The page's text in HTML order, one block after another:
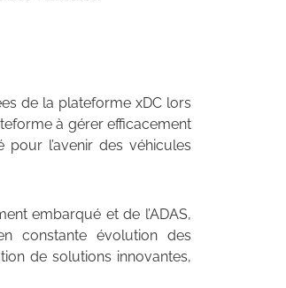
de la plateforme xDC lors
à gérer efficacement
l’avenir des véhicules
embarqué et de l’ADAS,
constante évolution des
de solutions innovantes,